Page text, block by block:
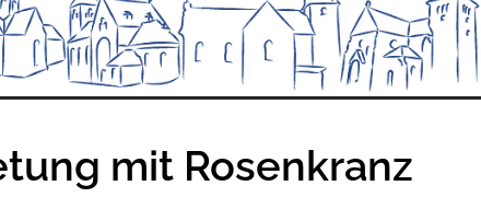
mit Rosenkranz